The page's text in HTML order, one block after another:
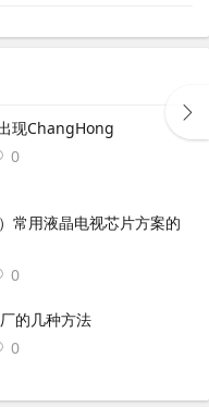
现ChangHong
0
常用液晶电视芯片方案的
0
的几种方法
0